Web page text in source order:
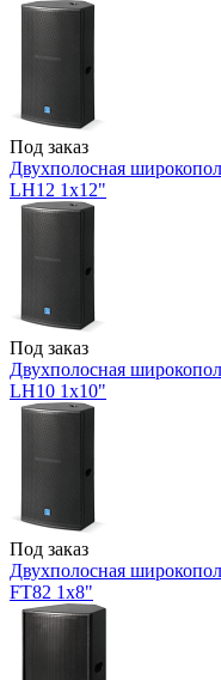
Под заказ
Двухполосная
LH12 1x12"
Под заказ
Двухполосная
LH10 1x10"
Под заказ
Двухполосная
FT82 1x8"